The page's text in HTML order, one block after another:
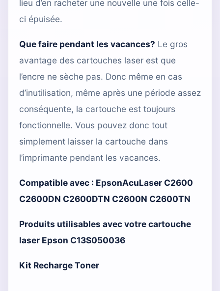
lieu d’en racheter une nouvelle une fois celle-
ci épuisée.
Que faire pendant les vacances? Le gros
avantage des cartouches laser est que
l’encre ne sèche pas. Donc même en cas
d’inutilisation, même après une période assez
conséquente, la cartouche est toujours
fonctionnelle. Vous pouvez donc tout
simplement laisser la cartouche dans
l’imprimante pendant les vacances.
Compatible avec : EpsonAcuLaser C2600
C2600DN C2600DTN C2600N C2600TN
Produits utilisables avec votre cartouche
laser Epson C13S050036
Kit Recharge Toner